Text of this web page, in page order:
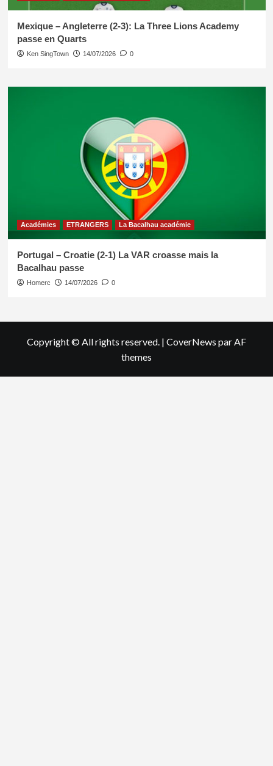
Mexique – Angleterre (2-3): La Three Lions Academy
passe en Quarts
Ken SingTown 14/07/2026 0
Académies ETRANGERS La Bacalhau académie
Portugal – Croatie (2-1) La VAR croasse mais la
Bacalhau passe
Homerc 14/07/2026 0
Copyright © All rights reserved. | CoverNews par AF
themes